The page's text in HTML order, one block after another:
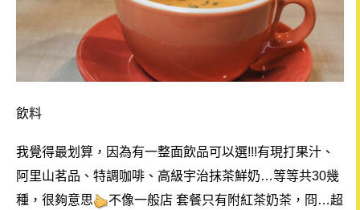
飲料
我覺得最划算，因為有一整面飲品可以選!!!有現打果汁、
阿里山茗品、特調咖啡、高級宇治抹茶鮮奶…等等共30幾
種，很夠意思
不像一般店 套餐只有附紅茶奶茶，冏…超